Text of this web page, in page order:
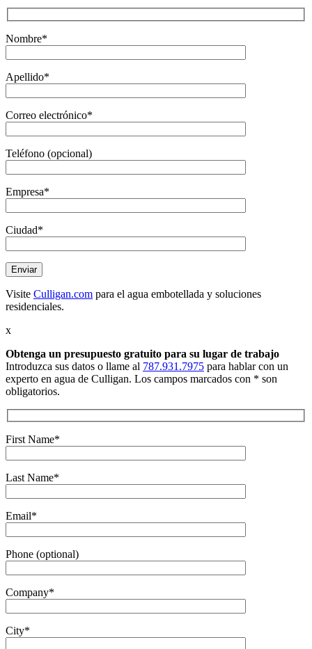
Nombre*
Apellido*
Correo electrónico*
Teléfono (opcional)
Empresa*
Ciudad*
Visite Culligan.com para el agua embotellada y soluciones
residenciales.
x
Obtenga un presupuesto gratuito para su lugar de trabajo
Introduzca sus datos o llame al 787.931.7975 para hablar con un
experto en agua de Culligan. Los campos marcados con * son
obligatorios.
First Name*
Last Name*
Email*
Phone (optional)
Company*
City*